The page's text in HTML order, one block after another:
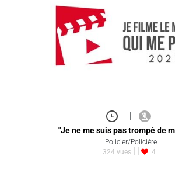
|
"Je ne me suis pas trompé de
Policier/Policière
324 vues
4